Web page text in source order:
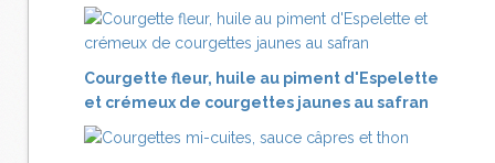
Courgette fleur, huile au piment d'Espelette
et crémeux de courgettes jaunes au safran